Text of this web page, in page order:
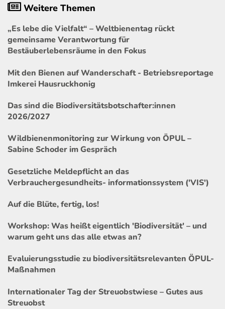
Weitere Themen
„Es lebe die Vielfalt“ – Weltbienentag rückt
gemeinsame Verantwortung für
Bestäuberlebensräume in den Fokus
Mit den Bienen auf Wanderschaft - Betriebsreportage
Imkerei Hausruckhonig
Das sind die Biodiversitätsbotschafter:innen
2026/2027
Wildbienenmonitoring zur Wirkung von ÖPUL –
Sabine Schoder im Gespräch
Gesetzliche Meldepflicht an das
Verbrauchergesundheits- informationssystem ('VIS')
Auf die Blüte, fertig, los!
Workshop: Was heißt eigentlich 'Biodiversität' – und
warum geht uns das alle etwas an?
Evaluierungsstudie zu biodiversitätsrelevanten ÖPUL-
Maßnahmen
Internationaler Tag der Streuobstwiese – Gutes aus
Streuobst